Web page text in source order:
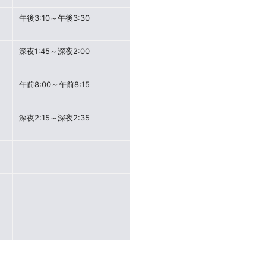
午後3:10～午後3:30
深夜1:45～深夜2:00
午前8:00～午前8:15
深夜2:15～深夜2:35